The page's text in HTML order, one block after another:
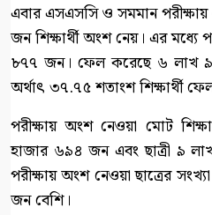
এবার এসএসসি ও সমমান
জন শিক্ষার্থী অংশ নেয়। এর
৮৭৭ জন। ফেল করেছে ৬ লাখ
অর্থাৎ ৩৭.৭৫ শতাংশ শিক্ষার্থী
পরীক্ষায় অংশ নেওয়া মোট
হাজার ৬৯৪ জন এবং ছাত্রী ৯
পরীক্ষায় অংশ নেওয়া ছাত্রের
জন বেশি।